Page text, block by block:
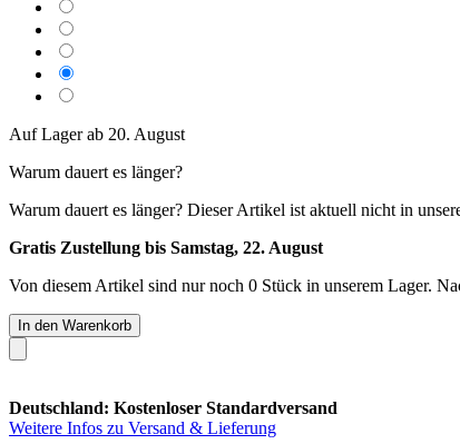
Auf Lager ab 20. August
Warum dauert es länger?
Warum dauert es länger? Dieser Artikel ist aktuell nicht in
Gratis Zustellung bis Samstag, 22. August
Von diesem Artikel sind nur noch 0 Stück in unserem Lager.
In den Warenkorb
Deutschland: Kostenloser Standardversand
Weitere Infos zu Versand & Lieferung